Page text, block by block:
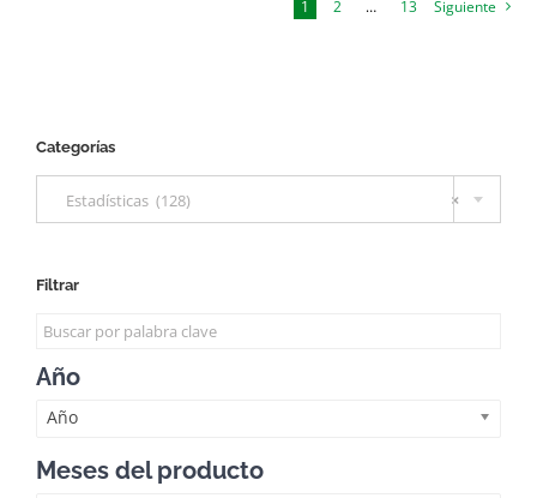
1 2 … 13 Siguiente
Categorías
×
Estadísticas (128)
Filtrar
Año
Año
Meses del producto